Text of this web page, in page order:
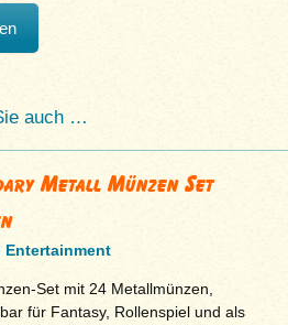
auch …
Metall Münzen Set
Entertainment
Set mit 24 Metallmünzen,
für Fantasy, Rollenspiel und als